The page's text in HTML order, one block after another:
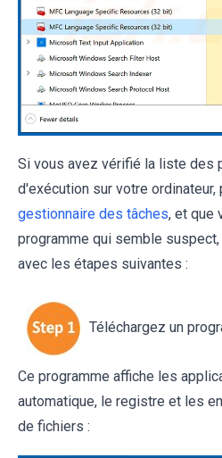
Si vous avez vérifié la liste des
d'exécution sur votre ordinateur,
gestionnaire des tâches, et que
programme qui semble
avec les étapes suivantes :
Téléchargez un
Ce programme affiche les
automatique, le registre et les
de fichiers :